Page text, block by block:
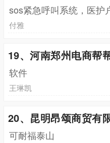
sos紧急呼叫系统，医护
付雅
19、河南郑州电商帮
软件
王琳凯
20、昆明昂颂商贸有
可耐福泰山